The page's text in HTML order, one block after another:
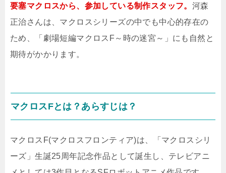
要塞マクロスから、参加している制作スタッフ。 河森
正治さんは、マクロスシリーズの中でも中心的存在の
ため、「劇場短編マクロスF～時の迷宮～」にも自然と
期待がかかります。
マクロスFとは？あらすじは？
マクロスF(マクロスフロンティア)は、「マクロスシリ
ーズ」生誕25周年記念作品として誕生し、テレビアニ